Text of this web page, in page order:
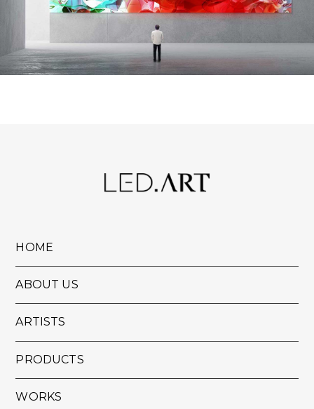
HOME
ABOUT US
ARTISTS
PRODUCTS
WORKS